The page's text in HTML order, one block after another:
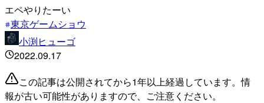
エペやりたーい
東京ゲームショウ
小渕ヒューゴ
2022.09.17
この記事は公開されてから1年以上経過しています。情
報が古い可能性がありますので、ご注意ください。